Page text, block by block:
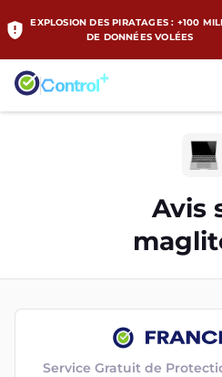
EXPLOSION DES PIRATAGES : +100
DE DONNÉES VOLÉES
Avis
Service Gratuit de